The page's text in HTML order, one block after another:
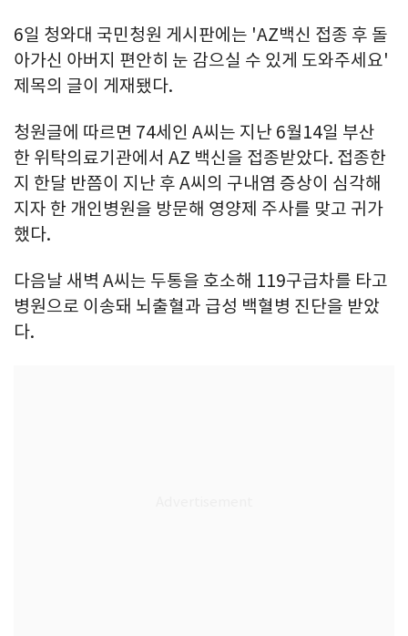
6일 청와대 국민청원 게시판에는 'AZ백신 접종 후 돌
아가신 아버지 편안히 눈 감으실 수 있게 도와주세요'
제목의 글이 게재됐다.
청원글에 따르면 74세인 A씨는 지난 6월14일 부산
한 위탁의료기관에서 AZ 백신을 접종받았다. 접종한
지 한달 반쯤이 지난 후 A씨의 구내염 증상이 심각해
지자 한 개인병원을 방문해 영양제 주사를 맞고 귀가
했다.
다음날 새벽 A씨는 두통을 호소해 119구급차를 타고
병원으로 이송돼 뇌출혈과 급성 백혈병 진단을 받았
다.